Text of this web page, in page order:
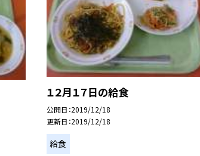
１２月１７日の給食
公開日 2019/12/18
更新日 2019/12/18
給食